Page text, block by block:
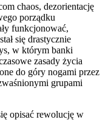
chaos, dezorientację
porządku
funkcjonować,
się drastycznie
w którym banki
zasady życia
do góry nogami przez
grupami
opisać rewolucję w